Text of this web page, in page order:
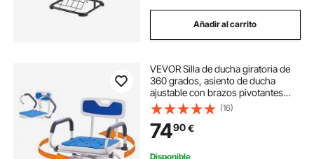
Añadir al carrito
VEVOR Silla de ducha giratoria de
360 ​​grados, asiento de ducha
ajustable con brazos pivotantes
para duchas o bañeras interiores,
silla de ducha giratoria
antideslizante para personas
mayores discapacitadas
lesionadas, capacidad de 400 libras
(16)
7490€
Disponible